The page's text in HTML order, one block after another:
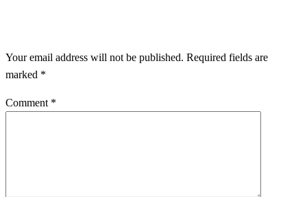
Your email address will not be published. Required fields are
marked *
Comment *